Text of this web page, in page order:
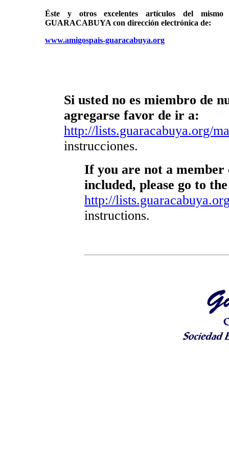
Éste y otros excelentes artículos del
GUARACABUYA con dirección electrónica de:
www.amigospais-guaracabuya.org
Si usted no es miembro de
agregarse favor de ir a:
http://lists.guaracabuya.org/
instrucciones.
If you are not a
included, please go to
http://
instructions.